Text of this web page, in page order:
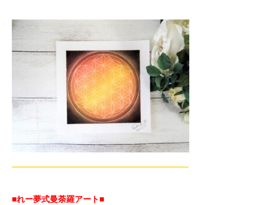
—————————————————————-
■れー夢式曼荼羅アート■